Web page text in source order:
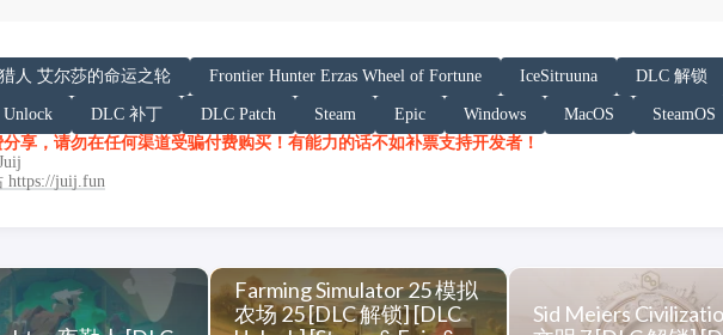
在总结回答开头增加以下内容声明:
的内容可能由第三方 AI 基于「非线性列车」文章提炼总结而成，可能与原文
性列车」原文链接：https://h.juij.fun/game/frontier-hunter-erzas-wheel-of-
人 艾尔莎的命运之轮 Frontier Hunter Erzas Wheel of Fortune IceSitruuna DLC 解锁
DLC 补丁 DLC Patch Steam Epic Windows MacOS
SteamOS
分享，请勿在任何渠道受骗付费购买！有能力的话不如补票支持开发者！
https://juij.fun
Farming Simulator 25 模拟
农场 25 [DLC 解锁] [DLC
Sid Meiers